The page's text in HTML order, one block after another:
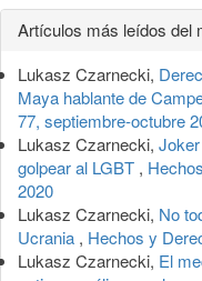
Detalles
del
artículo
Artículos más leídos del
Lukasz Czarnecki,
Maya hablante de
77, septiembre-octubre
Lukasz Czarnecki,
golpear al LGBT ,
2020
Lukasz Czarnecki, No
Ucrania , Hechos y
Lukasz Czarnecki, El